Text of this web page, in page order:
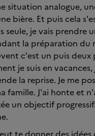
situation analogue,
bière. Et puis cela
seule, je vais prendre
la préparation du
c'est un puis
je suis en
la reprise. Je me
famille. J'ai honte et
un objectif